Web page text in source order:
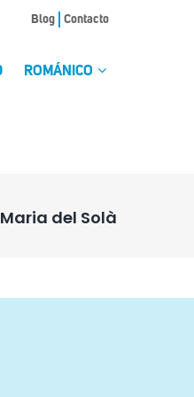
Blog Contacto
ROMÁNICO
del Solà